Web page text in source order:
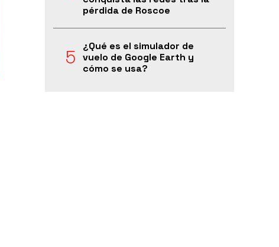
pérdida de Roscoe
¿Qué es el simulador de
vuelo de Google Earth y
cómo se usa?